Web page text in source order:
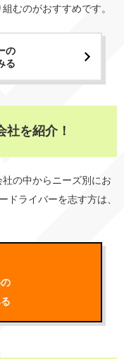
むのがおすすめです。
の
る
を紹介！
の中からニーズ別にお
ドライバーを志す方は、